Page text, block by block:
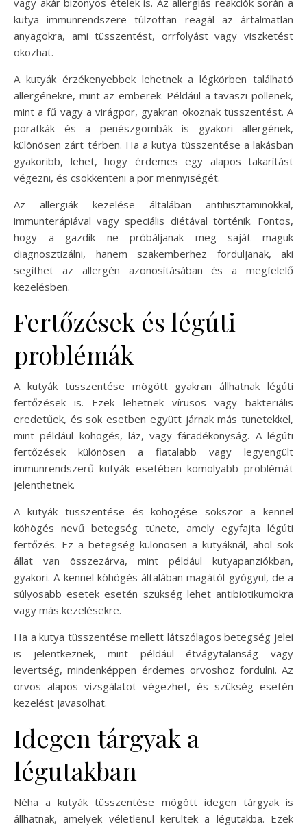
kutya immunrendszere túlzottan reagál az ártalmatlan
anyagokra, ami tüsszentést, orrfolyást vagy viszketést
okozhat.
A kutyák érzékenyebbek lehetnek a légkörben található
allergénekre, mint az emberek. Például a tavaszi pollenek,
mint a fű vagy a virágpor, gyakran okoznak tüsszentést. A
poratkák és a penészgombák is gyakori allergének,
különösen zárt térben. Ha a kutya tüsszentése a lakásban
gyakoribb, lehet, hogy érdemes egy alapos takarítást
végezni, és csökkenteni a por mennyiségét.
Az allergiák kezelése általában antihisztaminokkal,
immunterápiával vagy speciális diétával történik. Fontos,
hogy a gazdik ne próbáljanak meg saját maguk
diagnosztizálni, hanem szakemberhez forduljanak, aki
segíthet az allergén azonosításában és a megfelelő
kezelésben.
Fertőzések és légúti
problémák
A kutyák tüsszentése mögött gyakran állhatnak légúti
fertőzések is. Ezek lehetnek vírusos vagy bakteriális
eredetűek, és sok esetben együtt járnak más tünetekkel,
mint például köhögés, láz, vagy fáradékonyság. A légúti
fertőzések különösen a fiatalabb vagy legyengült
immunrendszerű kutyák esetében komolyabb problémát
jelenthetnek.
A kutyák tüsszentése és köhögése sokszor a kennel
köhögés nevű betegség tünete, amely egyfajta légúti
fertőzés. Ez a betegség különösen a kutyáknál, ahol sok
állat van összezárva, mint például kutyapanziókban,
gyakori. A kennel köhögés általában magától gyógyul, de a
súlyosabb esetek esetén szükség lehet antibiotikumokra
vagy más kezelésekre.
Ha a kutya tüsszentése mellett látszólagos betegség jelei
is jelentkeznek, mint például étvágytalanság vagy
levertség, mindenképpen érdemes orvoshoz fordulni. Az
orvos alapos vizsgálatot végezhet, és szükség esetén
kezelést javasolhat.
Idegen tárgyak a
légutakban
Néha a kutyák tüsszentése mögött idegen tárgyak is
állhatnak, amelyek véletlenül kerültek a légutakba. Ezek